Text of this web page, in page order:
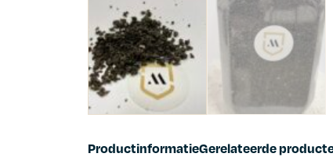
ProductinformatieGerelateerde